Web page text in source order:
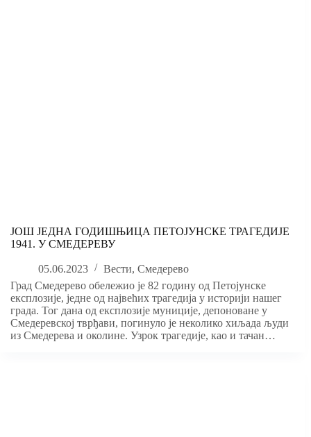
ЈОШ ЈЕДНА ГОДИШЊИЦА ПЕТОЈУНСКЕ ТРАГЕДИЈЕ
1941. У СМЕДЕРЕВУ
05.06.2023 Вести, Смедерево
Град Смедерево обележио је 82 годину од Петојунске
експлозије, једне од највећих трагедија у историји нашег
града. Тог дана од експлозије муниције, депоноване у
Смедеревској тврђави, погинуло је неколико хиљада људи
из Смедерева и околине. Узрок трагедије, као и тачан…